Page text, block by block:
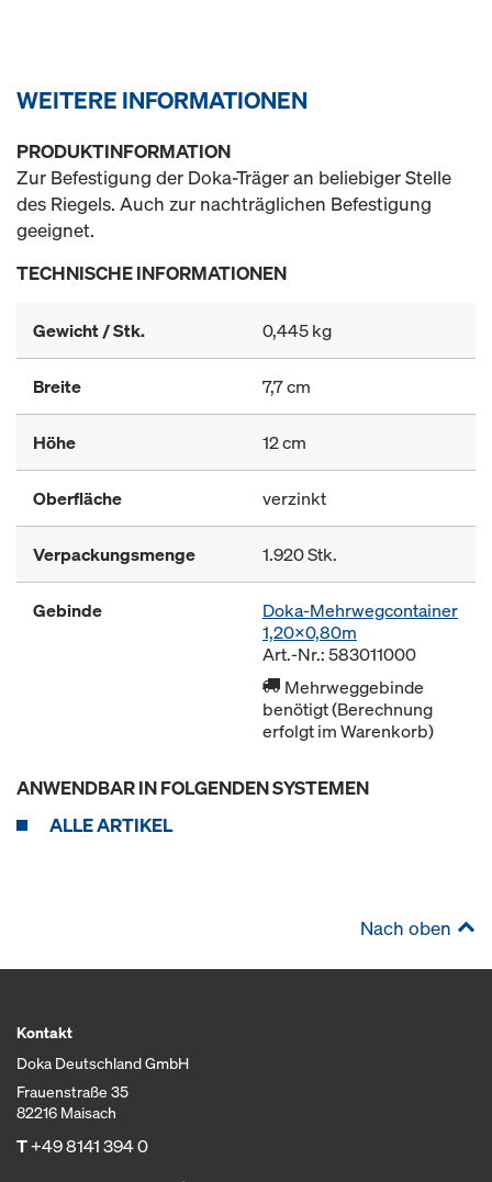
WEITERE INFORMATIONEN
PRODUKTINFORMATION
Zur Befestigung der Doka-Träger an beliebiger Stelle
des Riegels. Auch zur nachträglichen Befestigung
geeignet.
TECHNISCHE INFORMATIONEN
Gewicht / Stk. 0,445 kg
Breite 7,7 cm
Höhe 12 cm
Oberfläche verzinkt
Verpackungsmenge 1.920 Stk.
Gebinde
Doka-Mehrwegcontainer
1,20x0,80m
Art.-Nr.: 583011000
Mehrweggebinde
benötigt (Berechnung
erfolgt im Warenkorb)
ANWENDBAR IN FOLGENDEN SYSTEMEN
ALLE ARTIKEL
Nach oben
Kontakt
Doka Deutschland GmbH
Frauenstraße 35
82216 Maisach
T+49 8141 394 0